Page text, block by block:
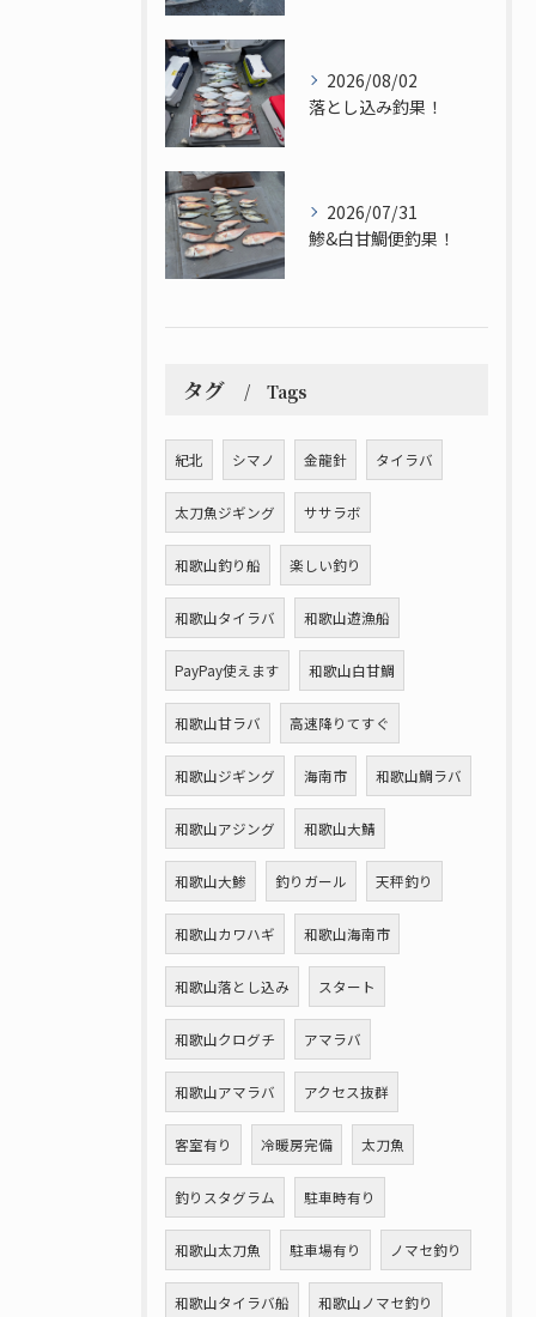
2026/08/02
落とし込み釣果！
2026/07/31
鯵&白甘鯛便釣果！
タグ Tags
紀北 シマノ 金龍針 タイラバ
太刀魚ジギング ササラボ
和歌山釣り船 楽しい釣り
和歌山タイラバ 和歌山遊漁船
PayPay使えます 和歌山白甘鯛
和歌山甘ラバ 高速降りてすぐ
和歌山ジギング 海南市 和歌山鯛ラバ
和歌山アジング 和歌山大鯖
和歌山大鯵 釣りガール 天秤釣り
和歌山カワハギ 和歌山海南市
和歌山落とし込み スタート
和歌山クログチ アマラバ
和歌山アマラバ アクセス抜群
客室有り 冷暖房完備 太刀魚
釣りスタグラム 駐車時有り
和歌山太刀魚 駐車場有り ノマセ釣り
和歌山タイラバ船 和歌山ノマセ釣り